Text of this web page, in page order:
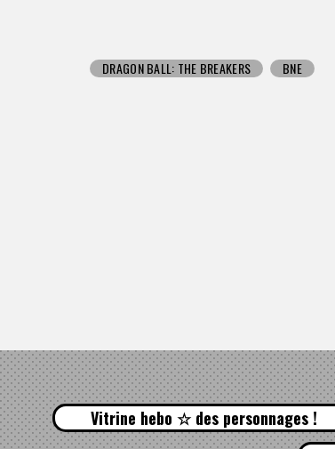
DRAGON BALL: THE BREAKERS BNE
Vitrine hebo ☆ des personnages !